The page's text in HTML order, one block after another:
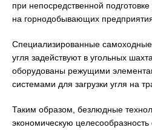
при непосредственной
на горнодобывающих
Специализированные
угля задействуют в угольных
оборудованы режущими
системами для загрузки угля на
Таким образом, безлюдные
экономическую целесообразность